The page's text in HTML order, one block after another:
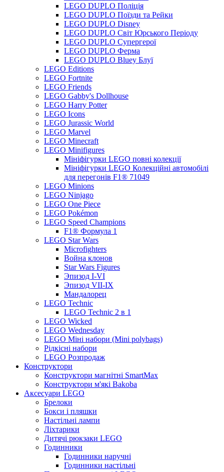
LEGO DUPLO Поліція
LEGO DUPLO Поїзди та Рейки
LEGO DUPLO Disney
LEGO DUPLO Світ Юрського Періоду
LEGO DUPLO Супергерої
LEGO DUPLO Ферма
LEGO DUPLO Bluey Блуї
LEGO Editions
LEGO Fortnite
LEGO Friends
LEGO Gabby's Dollhouse
LEGO Harry Potter
LEGO Icons
LEGO Jurassic World
LEGO Marvel
LEGO Minecraft
LEGO Minifigures
Мініфігурки LEGO повні колекції
Мініфігурки LEGO Колекційні автомобілі
для перегонів F1® 71049
LEGO Minions
LEGO Ninjago
LEGO One Piece
LEGO Pokémon
LEGO Speed Champions
F1® Формула 1
LEGO Star Wars
Microfighters
Война клонов
Star Wars Figures
Эпизод I-VI
Эпизод VII-IX
Мандалорец
LEGO Technic
LEGO Technic 2 в 1
LEGO Wicked
LEGO Wednesday
LEGO Міні набори (Mini polybags)
Рідкісні набори
LEGO Розпродаж
Конструктори
Конструктори магнітні SmartMax
Конструктори м'які Bakoba
Аксесуари LEGO
Брелоки
Бокси і пляшки
Настільні лампи
Ліхтарики
Дитячі рюкзаки LEGO
Годинники
Годинники наручні
Годинники настільні